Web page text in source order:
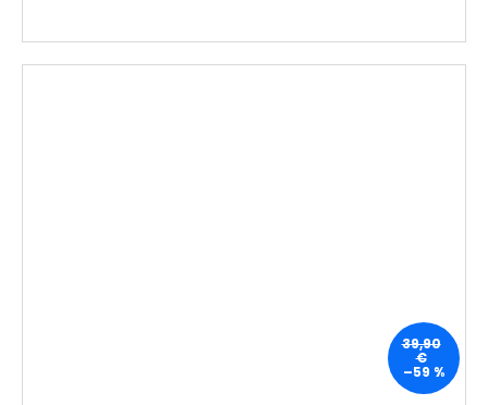
39,90
€
–59 %